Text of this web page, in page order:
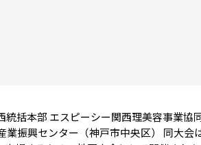
統括本部 エスピーシー関西理美容事業協
業振興センター（神戸市中央区） 同大